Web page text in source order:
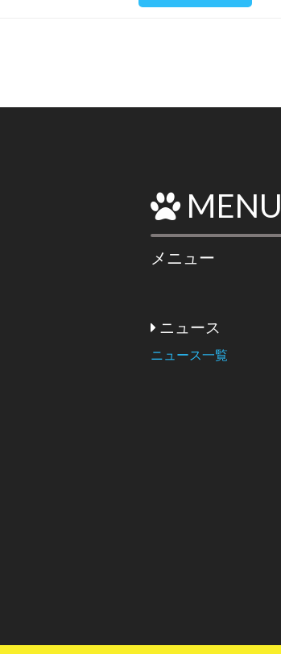
MENU
メニュー
ニュース
ニュース一覧